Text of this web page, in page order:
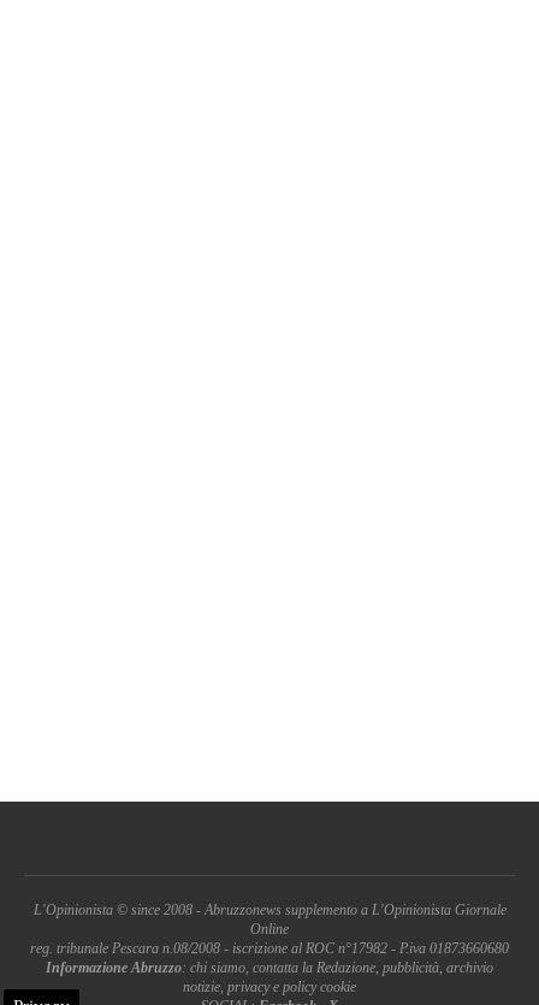
L'Opinionista © since 2008 - Abruzzonews supplemento a L'Opinionista Giornale
Online
reg. tribunale Pescara n.08/2008 - iscrizione al ROC n°17982 - P.iva 01873660680
Informazione Abruzzo: chi siamo, contatta la Redazione, pubblicità, archivio
notizie, privacy e policy cookie